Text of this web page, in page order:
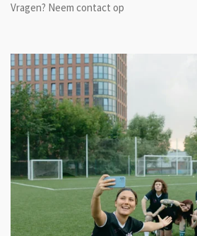
Vragen? Neem contact op